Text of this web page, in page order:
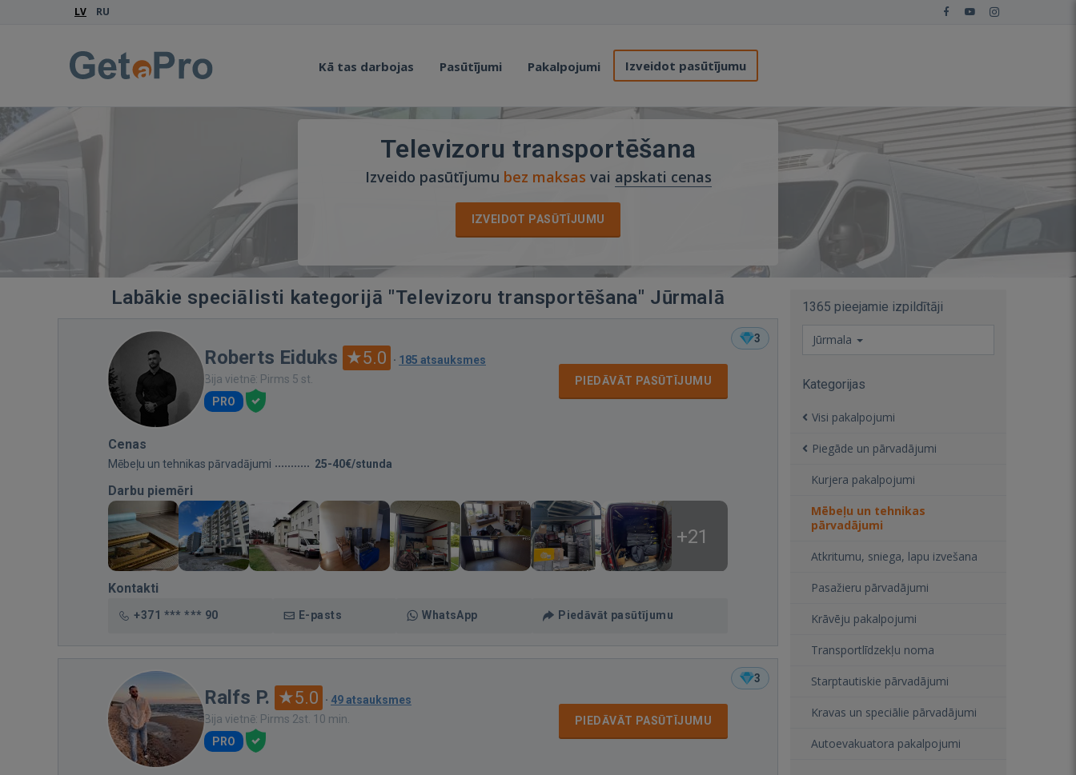
LV RU
Kā tas darbojas Pasūtījumi Pakalpojumi Izveidot pasūtījumu
Televizoru transportēšana
Izveido pasūtījumu bez maksas vai apskati cenas
IZVEIDOT PASŪTĪJUMU
Labākie speciālisti kategorijā "Televizoru transportēšana" Jūrmalā
3
Roberts Eiduks 5.0 · 185 atsauksmes
Bija vietnē: Pirms 5 st.
PRO
PIEDĀVĀT PASŪTĪJUMU
Cenas
Mēbeļu un tehnikas pārvadājumi 25-40€/stunda
Darbu piemēri
+21
Kontakti
+371 *** *** 90 E-pasts WhatsApp Piedāvāt pasūtījumu
3
Ralfs P. 5.0 · 49 atsauksmes
Bija vietnē: Pirms 2st. 10 min.
PRO
PIEDĀVĀT PASŪTĪJUMU
1365 pieejamie izpildītāji
Jūrmala
Kategorijas
Visi pakalpojumi
Piegāde un pārvadājumi
Kurjera pakalpojumi
Mēbeļu un tehnikas
pārvadājumi
Atkritumu, sniega, lapu izvešana
Pasažieru pārvadājumi
Krāvēju pakalpojumi
Transportlīdzekļu noma
Starptautiskie pārvadājumi
Kravas un speciālie pārvadājumi
Autoevakuatora pakalpojumi